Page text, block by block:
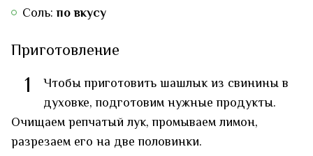
Соль:по вкусу
Приготовление
1
Чтобы приготовить шашлык из свинины в
духовке, подготовим нужные продукты.
Очищаем репчатый лук, промываем лимон,
разрезаем его на две половинки.